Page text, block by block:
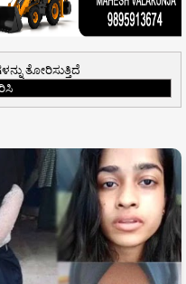
ತೋರಿಸುತ್ತಿದೆ